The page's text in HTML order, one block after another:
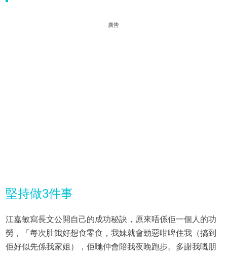
廣告
堅持做3件事
江嘉敏寫長文公開自己的成功秘訣，原來唔係佢一個人的功
勞，「每次肚餓好想食零食，我妹就會勁惡咁啤住我（搞到
佢好似先係我家姐），佢哋仲會陪我夜晚跑步。多謝我嘅朋